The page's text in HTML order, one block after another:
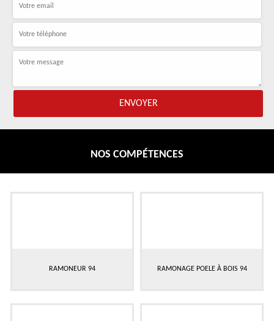
NOS COMPÉTENCES
RAMONEUR 94 RAMONAGE POELE À BOIS 94